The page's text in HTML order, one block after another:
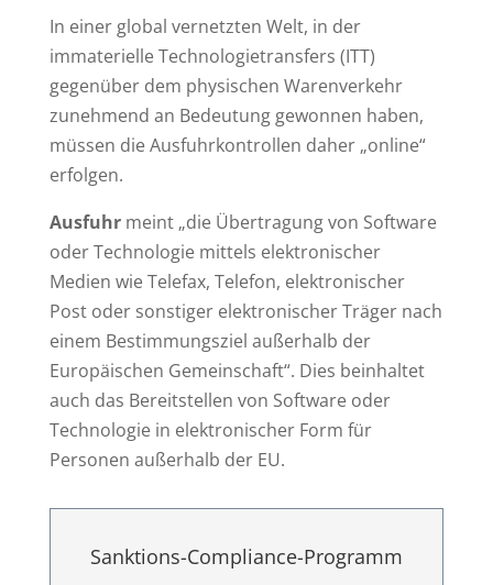
In einer global vernetzten Welt, in der
immaterielle Technologietransfers (ITT)
gegenüber dem physischen Warenverkehr
zunehmend an Bedeutung gewonnen haben,
müssen die Ausfuhrkontrollen daher „online“
erfolgen.
Ausfuhrmeint „die Übertragung von Software
oder Technologie mittels elektronischer
Medien wie Telefax, Telefon, elektronischer
Post oder sonstiger elektronischer Träger nach
einem Bestimmungsziel außerhalb der
Europäischen Gemeinschaft“. Dies beinhaltet
auch das Bereitstellen von Software oder
Technologie in elektronischer Form für
Personen außerhalb der EU.
Sanktions-Compliance-Programm